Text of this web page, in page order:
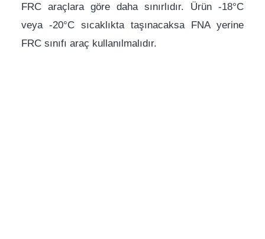
FRC araçlara göre daha sınırlıdır. Ürün -18°C
veya -20°C sıcaklıkta taşınacaksa FNA yerine
FRC sınıfı araç kullanılmalıdır.